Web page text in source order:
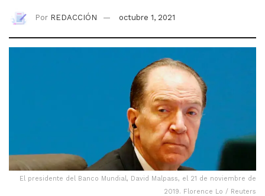
Por REDACCIÓN octubre 1, 2021
El presidente del Banco Mundial, David Malpass, el 21 de noviembre de
2019. Florence Lo / Reuters